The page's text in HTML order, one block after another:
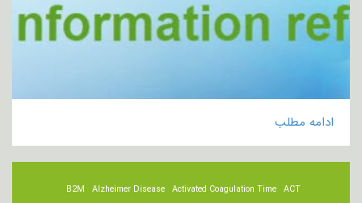
ادامه مطلب
ACT
Activated Coagulation Time
Alzheimer Disease
B2M